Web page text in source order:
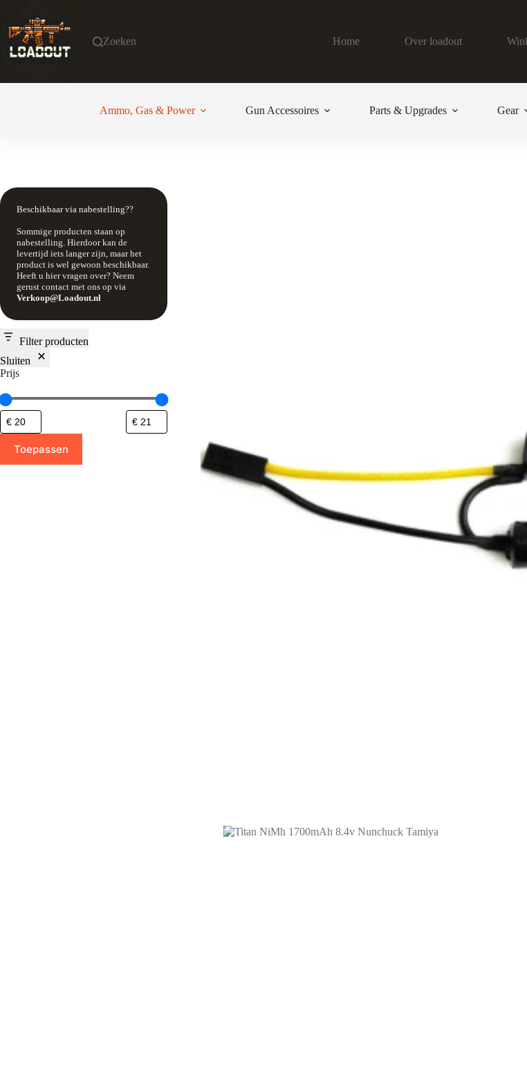
de
inhoud
Zoeken Home Over loadout
Ammo, Gas & Power Gun Accessoires Parts & Upgrades Gear
Beschikbaar via nabestelling??
Sommige producten staan op
nabestelling. Hierdoor kan de
levertijd iets langer zijn, maar het
product is wel gewoon beschikbaar.
Heeft u hier vragen over? Neem
gerust contact met ons op via
Verkoop@Loadout.nl
Filter producten
Sluiten
Prijs
Toepassen